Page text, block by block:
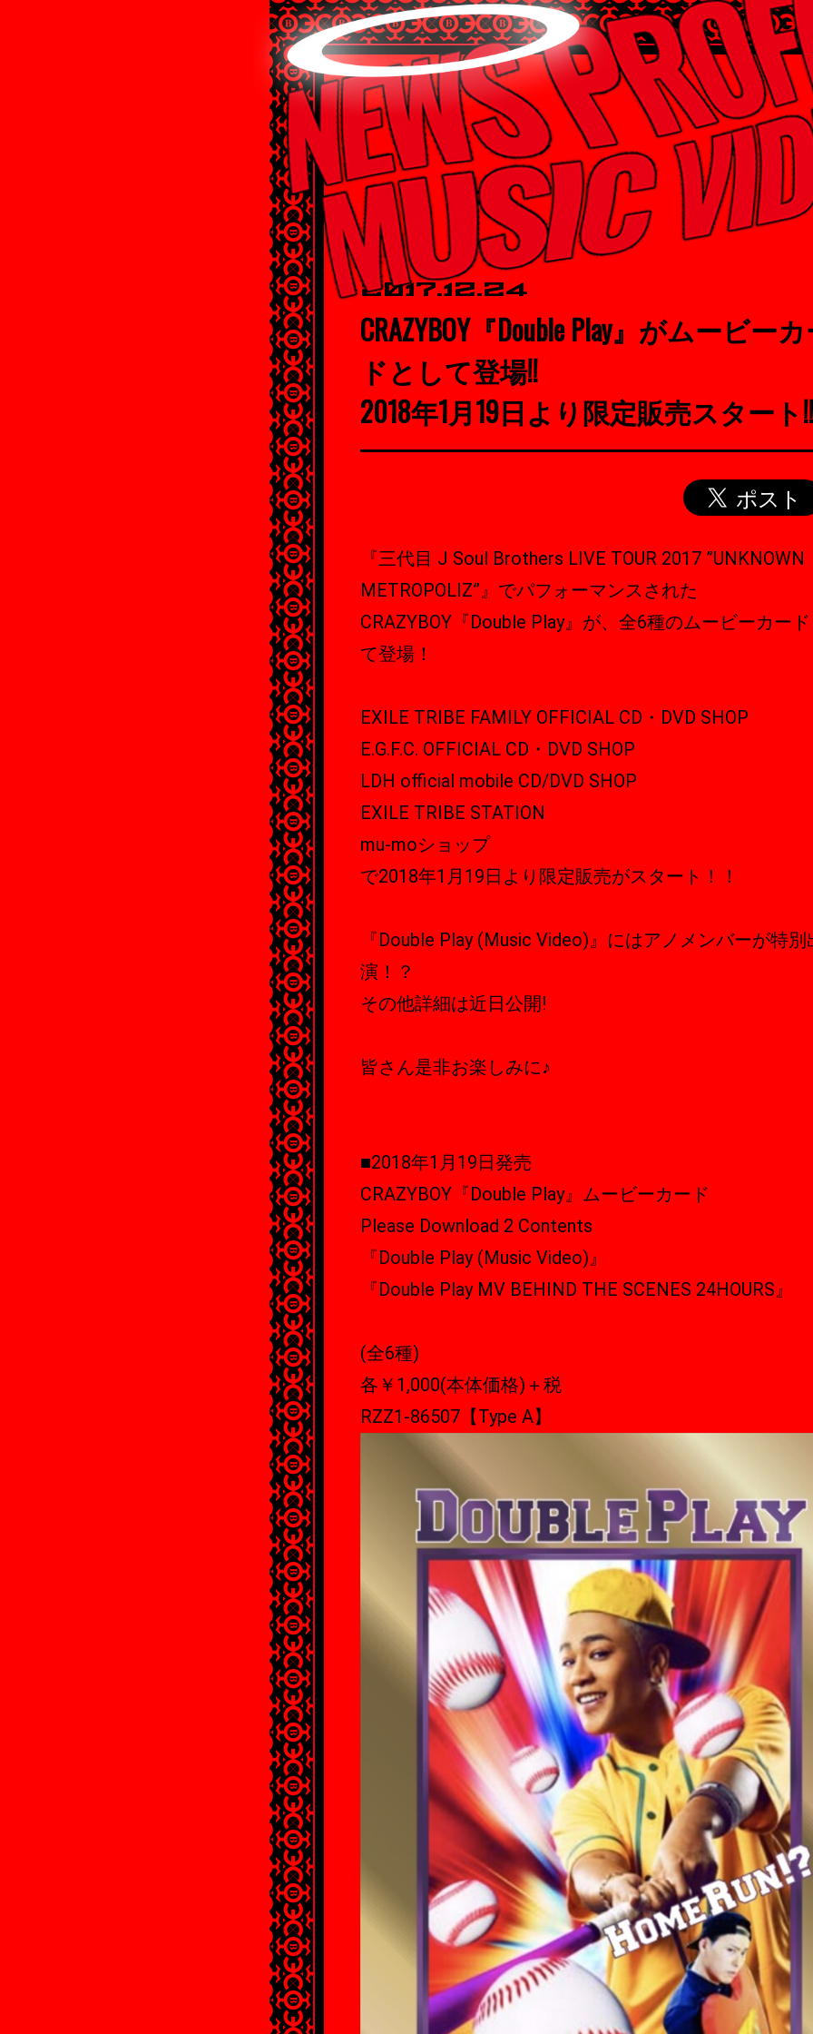
2017.12.24
CRAZYBOY『Double Play』がムービー
ドとして登場!!
2018年1月19日より限定販売スタート!!
『三代目 J Soul Brothers LIVE TOUR 2017 ”UNKNOWN
METROPOLIZ”』でパフォーマンスされた
CRAZYBOY『Double Play』が、全6種のムービーカー
て登場！
EXILE TRIBE FAMILY OFFICIAL CD・DVD SHOP
E.G.F.C. OFFICIAL CD・DVD SHOP
LDH official mobile CD/DVD SHOP
EXILE TRIBE STATION
mu-moショップ
で2018年1月19日より限定販売がスタート！！
『Double Play (Music Video)』にはアノメンバーが特別
演！？
その他詳細は近日公開!
皆さん是非お楽しみに♪
■2018年1月19日発売
CRAZYBOY『Double Play』ムービーカード
Please Download 2 Contents
『Double Play (Music Video)』
『Double Play MV BEHIND THE SCENES 24HOURS』
(全6種)
各￥1,000(本体価格)＋税
RZZ1-86507【Type A】